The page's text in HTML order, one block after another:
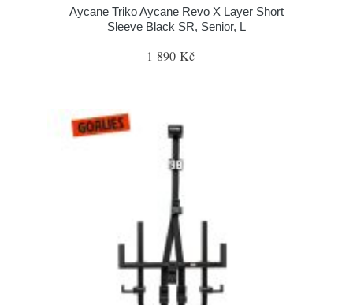
Aycane Triko Aycane Revo X Layer Short
Sleeve Black SR, Senior, L
1 890 Kč